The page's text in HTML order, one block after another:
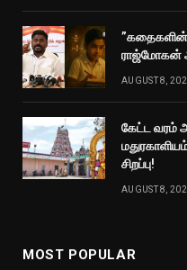
”கதைகளின்
ராஜ்மோகன்
AUGUST 8,
கேட்ட வரம்
சிறப்பு!
AUGUST 8,
MOST POPULAR